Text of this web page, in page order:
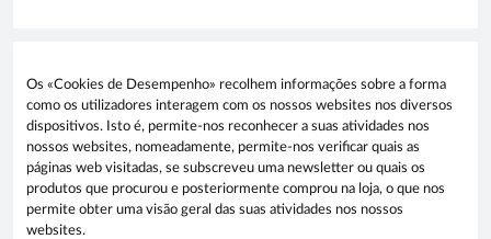
Os «Cookies de Desempenho» recolhem informações sobre a forma
como os utilizadores interagem com os nossos websites nos diversos
dispositivos. Isto é, permite-nos reconhecer a suas atividades nos
nossos websites, nomeadamente, permite-nos verificar quais as
páginas web visitadas, se subscreveu uma newsletter ou quais os
produtos que procurou e posteriormente comprou na loja, o que nos
permite obter uma visão geral das suas atividades nos nossos
websites.